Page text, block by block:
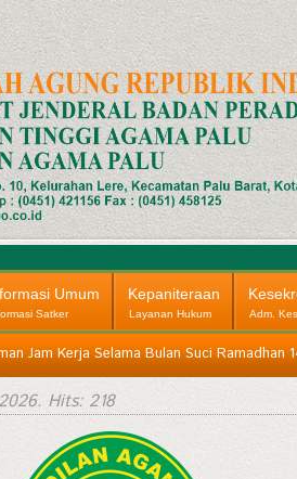
Umum
Satker
Kepaniteraan
Layanan Hukum Adm.
Jam Kerja Selama Bulan Suci Ramadhan
. Hits: 218